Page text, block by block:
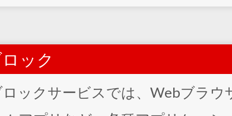
ック
ックサービスでは、Webブラウ